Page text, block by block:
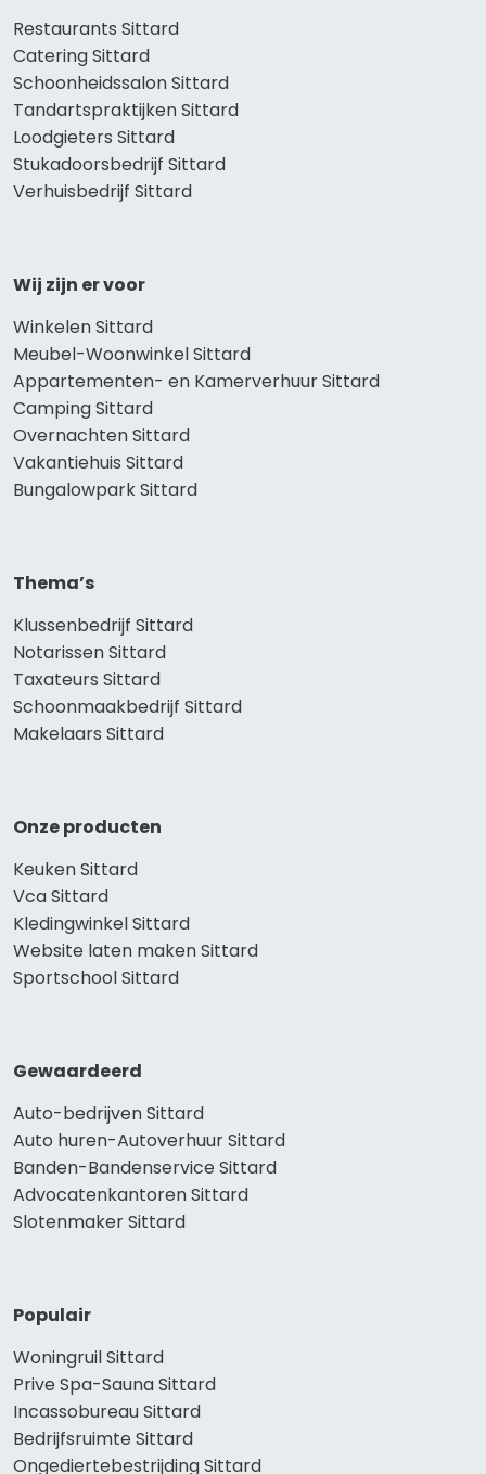
Restaurants Sittard
Catering Sittard
Schoonheidssalon Sittard
Tandartspraktijken Sittard
Loodgieters Sittard
Stukadoorsbedrijf Sittard
Verhuisbedrijf Sittard
Wij zijn er voor
Winkelen Sittard
Meubel-Woonwinkel Sittard
Appartementen- en Kamerverhuur Sittard
Camping Sittard
Overnachten Sittard
Vakantiehuis Sittard
Bungalowpark Sittard
Thema’s
Klussenbedrijf Sittard
Notarissen Sittard
Taxateurs Sittard
Schoonmaakbedrijf Sittard
Makelaars Sittard
Onze producten
Keuken Sittard
Vca Sittard
Kledingwinkel Sittard
Website laten maken Sittard
Sportschool Sittard
Gewaardeerd
Auto-bedrijven Sittard
Auto huren-Autoverhuur Sittard
Banden-Bandenservice Sittard
Advocatenkantoren Sittard
Slotenmaker Sittard
Populair
Woningruil Sittard
Prive Spa-Sauna Sittard
Incassobureau Sittard
Bedrijfsruimte Sittard
Ongediertebestrijding Sittard